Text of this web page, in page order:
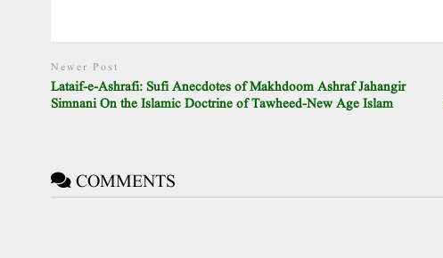
Newer Post
Lataif-e-Ashrafi: Sufi Anecdotes of Makhdoom Ashraf Jahangir
Simnani On the Islamic Doctrine of Tawheed-New Age Islam
COMMENTS